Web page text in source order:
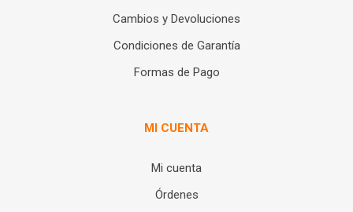
Cambios y Devoluciones
Condiciones de Garantía
Formas de Pago
MI CUENTA
Mi cuenta
Órdenes